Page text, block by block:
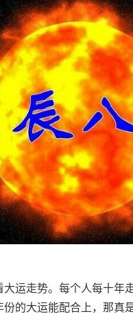
大运走势。每个人每十年
份的大运能配合上，那真